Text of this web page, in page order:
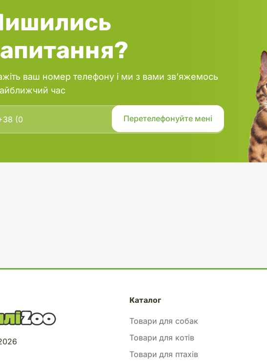
ваш номер телефону і ми з вами зв’яжемось
час
Каталог
Товари для собак
Товари для котів
Товари для птахів